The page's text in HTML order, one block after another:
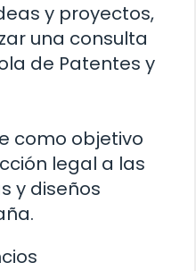
y proyectos,
una consulta
de Patentes y
como objetivo
legal a las
y diseños